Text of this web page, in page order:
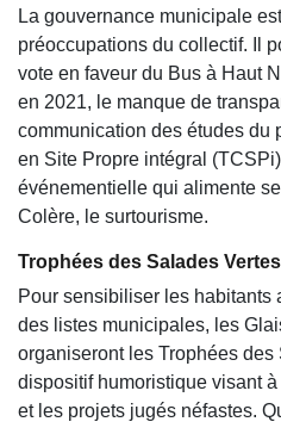
La gouvernance municipale
préoccupations du collectif. Il
vote en faveur du Bus à Haut
en 2021, le manque de
communication des études du
en Site Propre intégral
événementielle qui alimente
Colère, le surtourisme.
Trophées des Salades Vertes
Pour sensibiliser les habitants
des listes municipales, les
organiseront les Trophées des
dispositif humoristique visant
et les projets jugés néfastes.